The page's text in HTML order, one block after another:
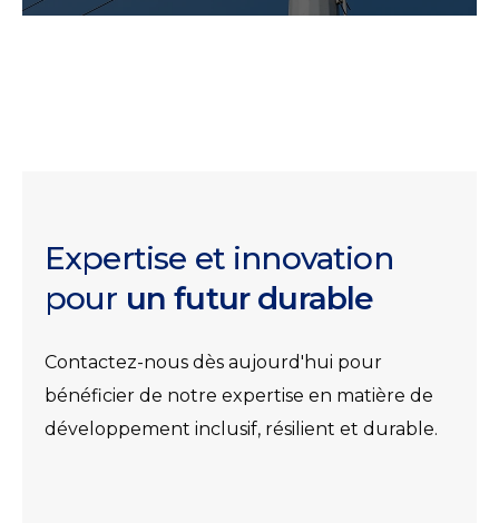
Expertise et innovation
pour un futur durable
Contactez-nous dès aujourd'hui pour
bénéficier de notre expertise en matière de
développement inclusif, résilient et durable.